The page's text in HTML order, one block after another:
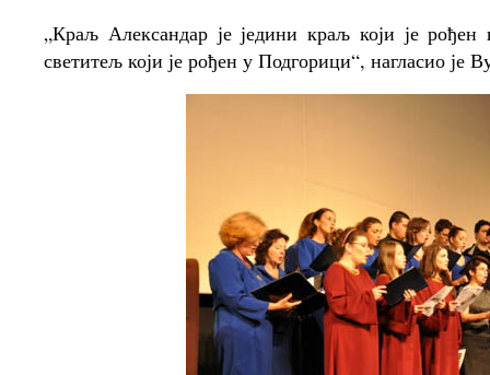
„Краљ Александар је једини краљ који је
светитељ који је рођен у Подгорици“, нагласио је